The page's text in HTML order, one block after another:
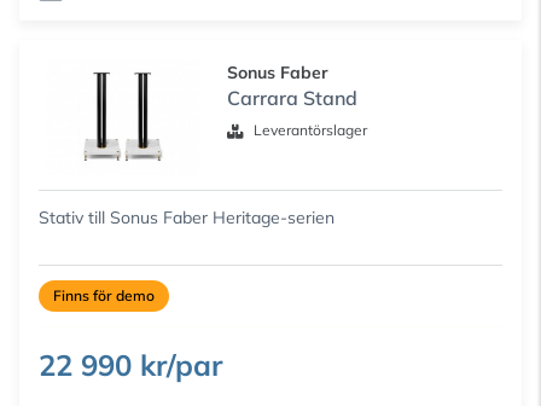
Sonus Faber
Carrara Stand
Leverantörslager
Stativ till Sonus Faber Heritage-serien
Finns för demo
22 990 kr/par